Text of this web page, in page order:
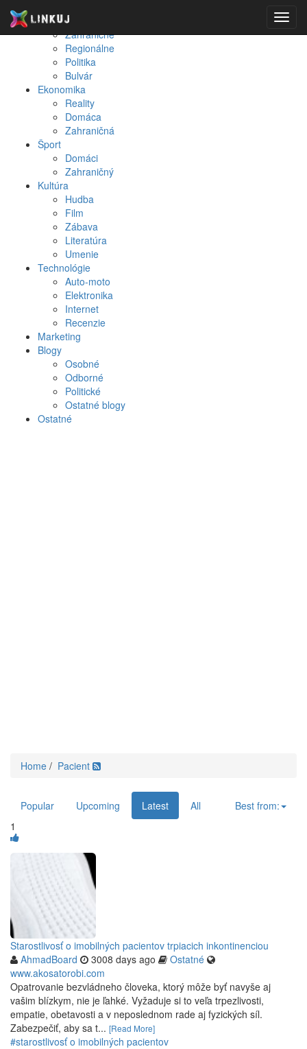
Domáce
Zahraničné
Regionálne
Politika
Bulvár
Ekonomika
Reality
Domáca
Zahraničná
Šport
Domáci
Zahraničný
Kultúra
Hudba
Film
Zábava
Literatúra
Umenie
Technológie
Auto-moto
Elektronika
Internet
Recenzie
Marketing
Blogy
Osobné
Odborné
Politické
Ostatné blogy
Ostatné
Home / Pacient
Popular Upcoming Latest All
Best from:
1
Starostlivosť o imobilných pacientov trpiacich inkontinenciou
AhmadBoard
3008 days ago
Ostatné
www.akosatorobi.com
Opatrovanie bezvládneho človeka, ktorý môže byť navyše aj
vašim blízkym, nie je ľahké. Vyžaduje si to veľa trpezlivosti,
empatie, obetavosti a v neposlednom rade aj fyzických síl.
Zabezpečiť, aby sa t... [Read More]
#starostlivosť o imobilných pacientov